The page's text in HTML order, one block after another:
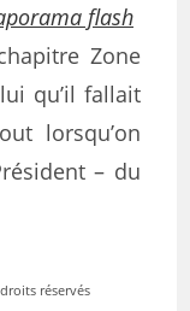
flash
Zone
qu’il fallait
lorsqu’on
– du
réservés